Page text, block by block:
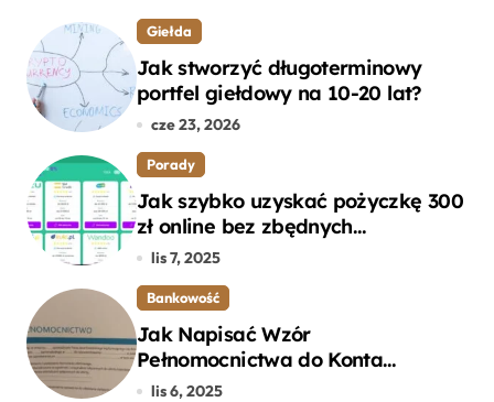
Giełda
Jak stworzyć długoterminowy
portfel giełdowy na 10-20 lat?
cze 23, 2026
Porady
Jak szybko uzyskać pożyczkę 300
zł online bez zbędnych
formalności?
lis 7, 2025
Bankowość
Jak Napisać Wzór
Pełnomocnictwa do Konta
Bankowego – Praktyczny
lis 6, 2025